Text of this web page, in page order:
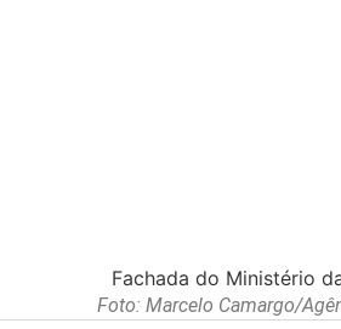
Foto: Marcelo Camargo/